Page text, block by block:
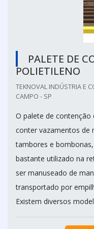
PALETE DE
POLIETILENO
TEKNOVAL INDÚSTRIA E
CAMPO - SP
O palete de
conter vazamentos de
tambores e
bastante utilizado na
ser manuseado de
transportado por
Existem diversos